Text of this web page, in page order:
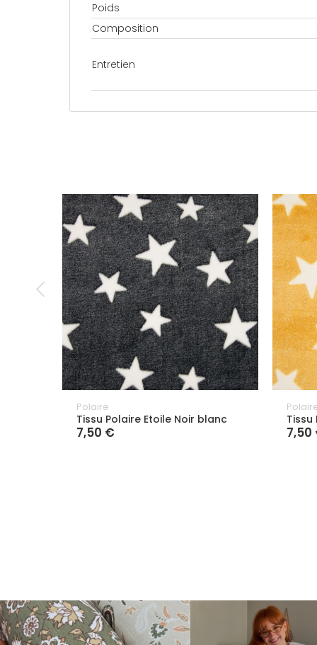
Poids
Composition
Entretien
Polaire
Tissu Polaire Etoile Noir blanc
7,50 € 7,50